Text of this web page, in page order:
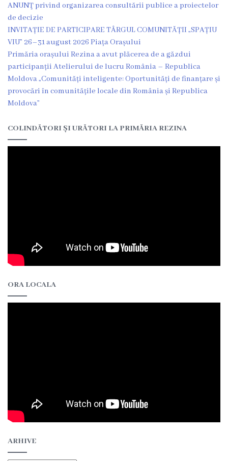
ANUNŢ privind organizarea consultării publice a proiectelor
de decizie
INVITAȚIE DE PARTICIPARE TÂRGUL COMUNITĂȚII „SPAȚIU
VIU” 26–31 august 2026 Piața Orașului
Primăria orașului Rezina a avut plăcerea de a găzdui
participanții Atelierului de lucru România – Republica
Moldova „Comunități inteligente: Oportunități de finanțare și
provocări în comunitățile locale din România și Republica
Moldova”
COLINDĂTORI ȘI URĂTORI LA PRIMĂRIA REZINA
ORA LOCALA
ARHIVE